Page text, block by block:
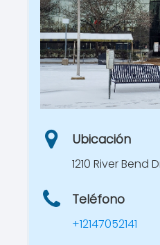
Ubicación
1210 River Bend
Teléfono
+12147052141